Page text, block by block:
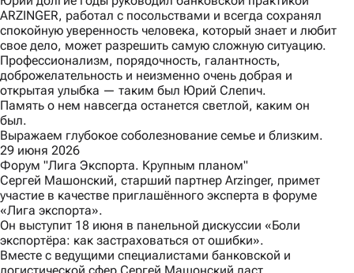
ARZINGER, работал с посольствами и всегда сохранял
спокойную уверенность человека, который знает и любит
свое дело, может разрешить самую сложную ситуацию.
Профессионализм, порядочность, галантность,
доброжелательность и неизменно очень добрая и
открытая улыбка — таким был Юрий Слепич.
Память о нем навсегда останется светлой, каким он
был.
Выражаем глубокое соболезнование семье и близким.
29 июня 2026
Форум "Лига Экспорта. Крупным планом"
Сергей Машонский, старший партнер Arzinger, примет
участие в качестве приглашённого эксперта в форуме
«Лига экспорта».
Он выступит 18 июня в панельной дискуссии «Боли
экспортёра: как застраховаться от ошибки».
Вместе с ведущими специалистами банковской и